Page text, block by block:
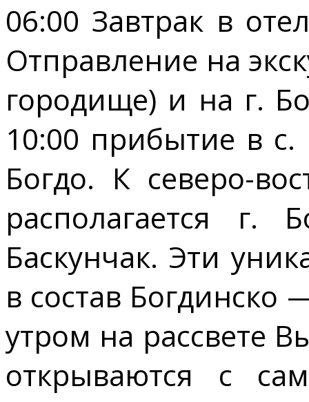
06:00 Завтрак в
Отправление на
городище) и на г.
10:00 прибытие в с.
Богдо. К северо-
располагается
Баскунчак. Эти
в состав Богдинско
утром на рассвете
открываются с